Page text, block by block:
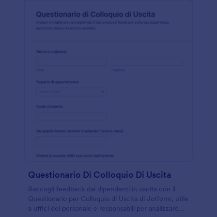
Questionario Di Colloquio Di Uscita
Raccogli feedback dai dipendenti in uscita con il
Questionario per Colloquio di Uscita di Jotform, utile
a uffici del personale e responsabili per analizzare